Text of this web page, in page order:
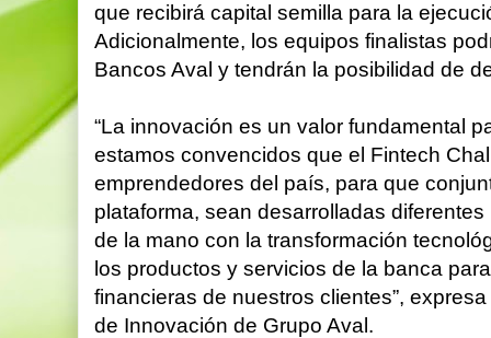
que recibirá capital semilla para la
Adicionalmente, los equipos finalistas
Bancos Aval y tendrán la posibilidad de
“La innovación es un valor fundamental
estamos convencidos que el Fintech
emprendedores del país, para que
plataforma, sean desarrolladas
de la mano con la transformación
los productos y servicios de la banca
financieras de nuestros clientes”,
de Innovación de Grupo Aval.